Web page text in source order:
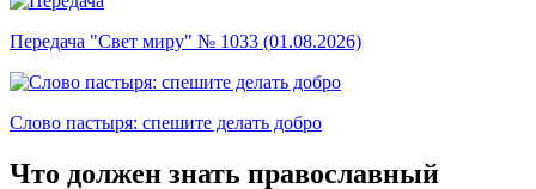
Передача "Свет миру" № 1033 (01.08.2026)
Слово пастыря: спешите делать добро
Что должен знать православный